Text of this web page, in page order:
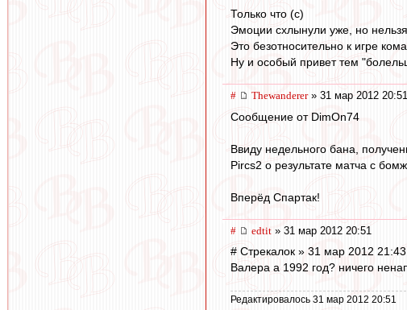
Только что (с)
Эмоции схлынули уже, но
Это безотносительно к игре
Ну и особый привет тем
# Thewanderer» 31 мар 2012 20:51
Сообщение от DimOn74
Ввиду недельного бана,
Pircs2 о результате матча с
Вперёд Спартак!
# edtit » 31 мар 2012 20:51
# Стрекалок » 31 мар 2012 21:43
Валера а 1992 год? ничего
Редактировалось 31 мар 2012 20:51